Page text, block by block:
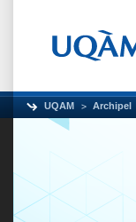
UQAM Archipel